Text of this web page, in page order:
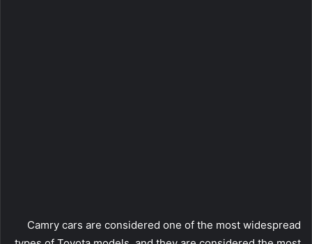
Camry cars are considered one of the most widespread